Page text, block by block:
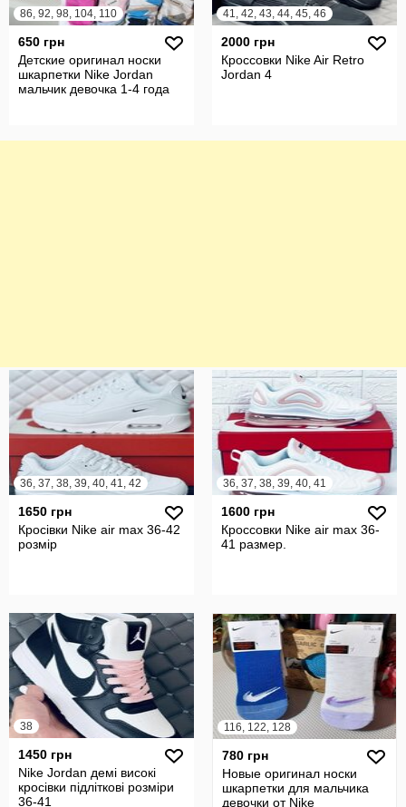
86, 92, 98, 104, 110
650 грн
Детские оригинал носки
шкарпетки Nike Jordan
мальчик девочка 1-4 года
41, 42, 43, 44, 45, 46
2000 грн
Кроссовки Nike Air Retro
Jordan 4
36, 37, 38, 39, 40, 41, 42
1650 грн
Кросівки Nike air max 36-42
розмір
36, 37, 38, 39, 40, 41
1600 грн
Кроссовки Nike air max 36-
41 размер.
38
1450 грн
Nike Jordan демі високі
кросівки підліткові розміри
36-41
116, 122, 128
780 грн
Новые оригинал носки
шкарпетки для мальчика
девочки от Nike